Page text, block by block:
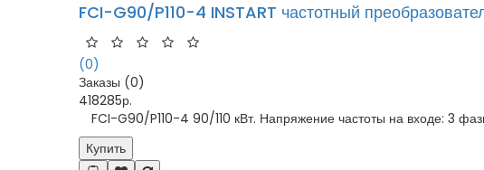
FCI-G90/P110-4 INSTART частотный
(0)
Заказы (0)
418285р.
FCI-G90/P110-4 90/110 кВт. Напряжение частоты на входе: 3
Купить